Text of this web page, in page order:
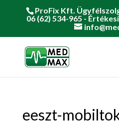
ProFix Kft.
06 (62) 534-965 -
eeszt-